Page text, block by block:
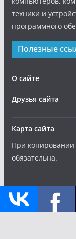
техники и
программного
Полезные
О сайте
Друзья сайта
Карта сайта
При
обязательна.